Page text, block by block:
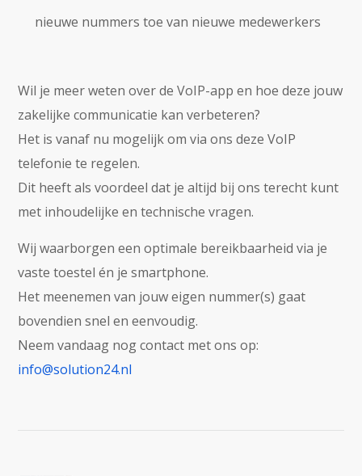
nieuwe nummers toe van nieuwe medewerkers
Wil je meer weten over de VoIP-app en hoe deze jouw
zakelijke communicatie kan verbeteren?
Het is vanaf nu mogelijk om via ons deze VoIP
telefonie te regelen.
Dit heeft als voordeel dat je altijd bij ons terecht kunt
met inhoudelijke en technische vragen.
Wij waarborgen een optimale bereikbaarheid via je
vaste toestel én je smartphone.
Het meenemen van jouw eigen nummer(s) gaat
bovendien snel en eenvoudig.
Neem vandaag nog contact met ons op:
info@solution24.nl